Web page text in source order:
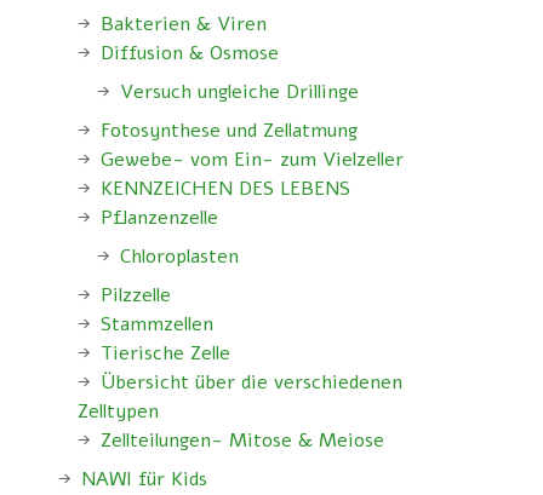
Bakterien & Viren
Diffusion & Osmose
Versuch ungleiche Drillinge
Fotosynthese und Zellatmung
Gewebe- vom Ein- zum Vielzeller
KENNZEICHEN DES LEBENS
Pflanzenzelle
Chloroplasten
Pilzzelle
Stammzellen
Tierische Zelle
Übersicht über die verschiedenen
Zelltypen
Zellteilungen- Mitose & Meiose
NAWI für Kids